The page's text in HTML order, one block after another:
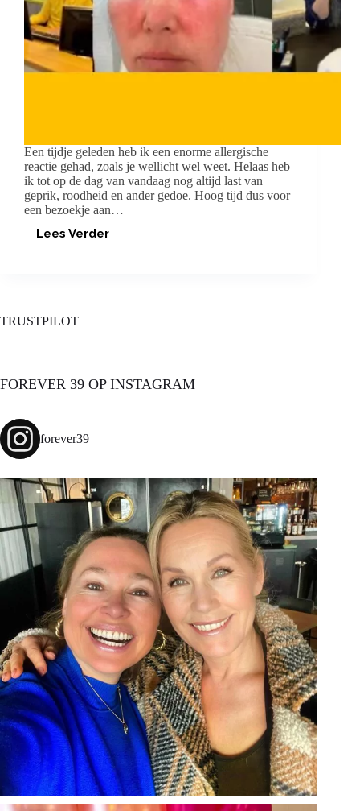
Een tijdje geleden heb ik een enorme allergische
reactie gehad, zoals je wellicht wel weet. Helaas heb
ik tot op de dag van vandaag nog altijd last van
geprik, roodheid en ander gedoe. Hoog tijd dus voor
een bezoekje aan…
Lees Verder
DE
TRUSTPILOT
FOREVER 39 OP INSTAGRAM
forever39